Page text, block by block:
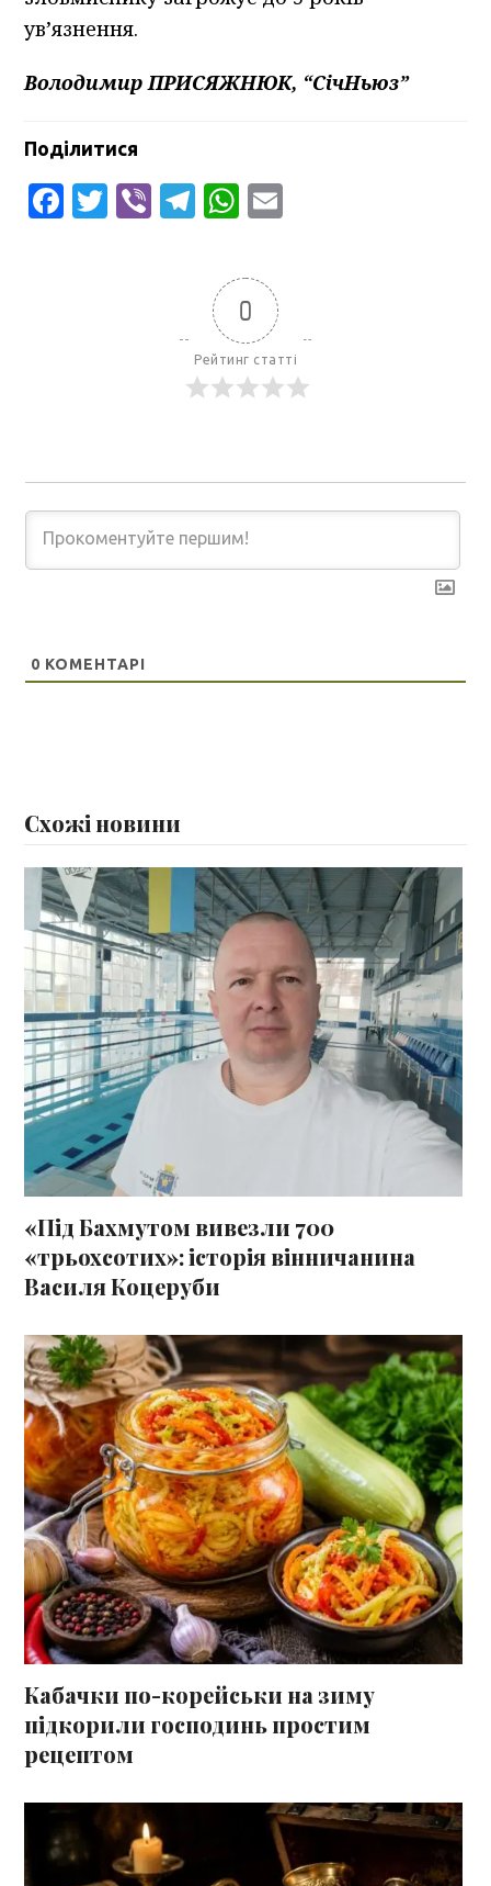
ув’язнення.
Володимир ПРИСЯЖНЮК, “СічНьюз”
Поділитися
Facebook
Twitter
ViberTelegram
WhatsApp
0
Рейтинг статті
0 КОМЕНТАРІ
Схожі новини
«Під Бахмутом вивезли 700
«трьохсотих»: історія вінничанина
Василя Коцеруби
Кабачки по-корейськи на зиму
підкорили господинь простим
рецептом